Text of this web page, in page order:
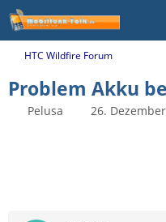
HTC Wildfire Forum
Problem Akku
Pelusa 26.